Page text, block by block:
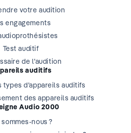
votre audition
engagements
Test auditif
de l’audition
auditifs
d’appareils auditifs
des appareils auditifs
Audio 2000
sommes-nous ?